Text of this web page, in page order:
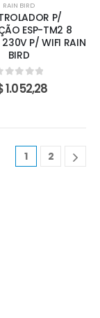
RAIN BIRD
P/
ESP-TM2 8
230V P/ WIFI RAIN
BIRD
out of 5
1.052,28
1 2